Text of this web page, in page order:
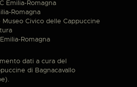
Emilia-Romagna
Romagna
Museo Civico delle Cappuccine
Romagna
dati a cura del
di Bagnacavallo